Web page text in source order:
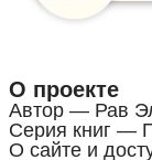
О проекте
Автор — Рав
Серия книг —
О сайте и